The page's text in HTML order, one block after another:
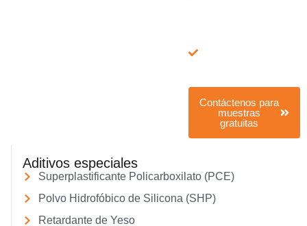
Contáctenos para
muestras
gratuitas
Aditivos especiales
Superplastificante Policarboxilato (PCE)
Polvo Hidrofóbico de Silicona (SHP)
Retardante de Yeso